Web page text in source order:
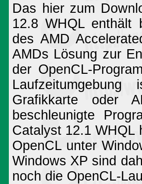
Das hier zum
12.8 WHQL enthält
des AMD
AMDs Lösung zur
der OpenCL-
Grafikkarte oder
beschleunigte
Catalyst 12.1 WHQL
OpenCL unter
Windows XP sind
noch die OpenCL-